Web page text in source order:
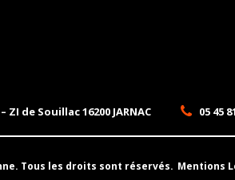
ZI de Souillac16200 JARNAC 05 45
Tous les droits sont réservés. Mentions